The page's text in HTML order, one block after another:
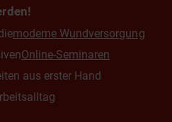
moderne Wundversorgung
Online-Seminaren
aus erster Hand